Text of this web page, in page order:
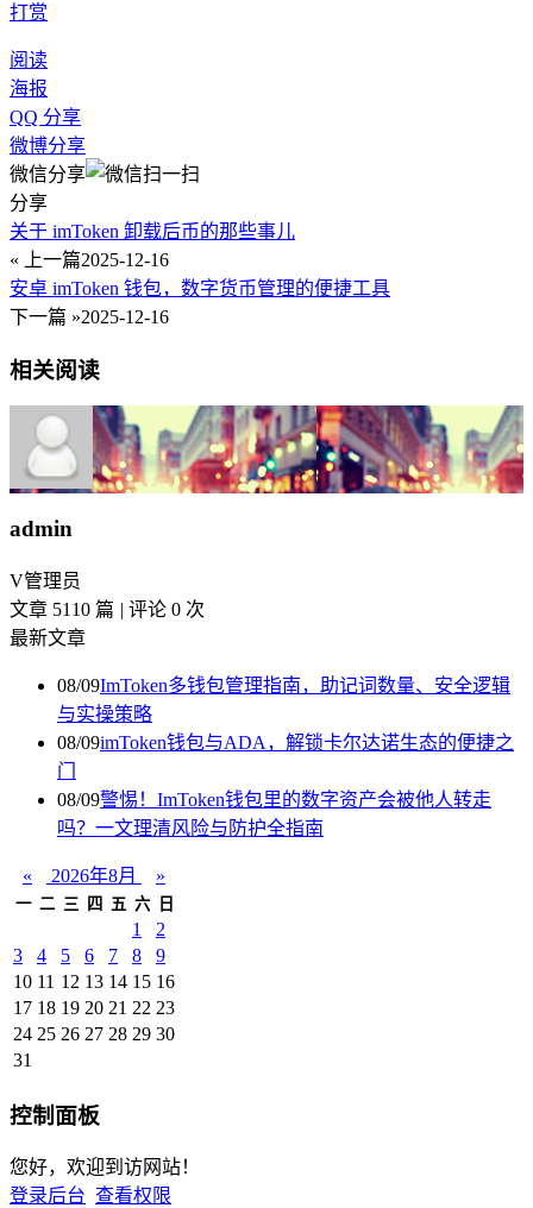
打赏
阅读
海报
QQ 分享
微博分享
微信分享
分享
关于 imToken 卸载后币的那些事儿
« 上一篇2025-12-16
安卓 imToken 钱包，数字货币管理的便捷工具
下一篇 »2025-12-16
相关阅读
admin
V管理员
文章 5110 篇 | 评论 0 次
最新文章
08/09ImToken多钱包管理指南，助记词数量、安全逻辑
与实操策略
08/09imToken钱包与ADA，解锁卡尔达诺生态的便捷之
门
08/09警惕！ImToken钱包里的数字资产会被他人转走
吗？一文理清风险与防护全指南
« 2026年8月 »
一 二 三 四 五 六 日
1
2
3
4 5 6 7 8
9
10 11 12 13 14 15 16
17 18 19 20 21 22 23
24 25 26 27 28 29 30
31
控制面板
您好，欢迎到访网站！
登录后台 查看权限